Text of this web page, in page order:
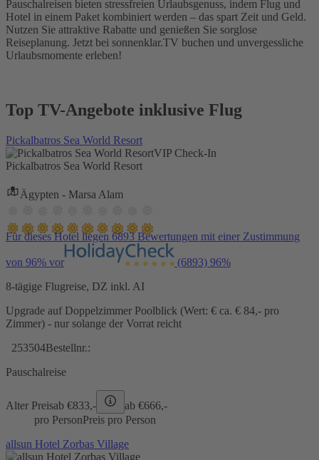
Pauschalreisen bieten stressfreien Urlaubsgenuss, indem Flug und
Hotel in einem Paket kombiniert werden – das spart Zeit und Geld.
Nutzen Sie attraktive Rabatte und genießen Sie sorglose
Reiseplanung. Jetzt bei sonnenklar.TV buchen und unvergessliche
Urlaubsmomente erleben!
Top TV-Angebote inklusive Flug
Pickalbatros Sea World Resort
VIP Check-In
Pickalbatros Sea World Resort
Ägypten - Marsa Alam
Für dieses Hotel liegen 6893 Bewertungen mit einer Zustimmung
von 96% vor (6893) 96%
8-tägige Flugreise, DZ inkl. AI
Upgrade auf Doppelzimmer Poolblick (Wert: € ca. € 84,- pro
Zimmer) - nur solange der Vorrat reicht
253504Bestellnr.:
Pauschalreise
Alter Preisab €833,- ab €666,-
pro PersonPreis pro Person
allsun Hotel Zorbas Village